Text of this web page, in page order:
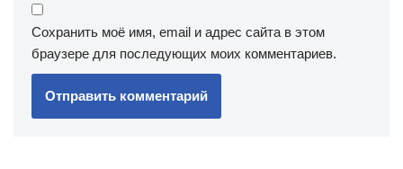
Сохранить моё имя, email и адрес сайта в этом
браузере для последующих моих комментариев.